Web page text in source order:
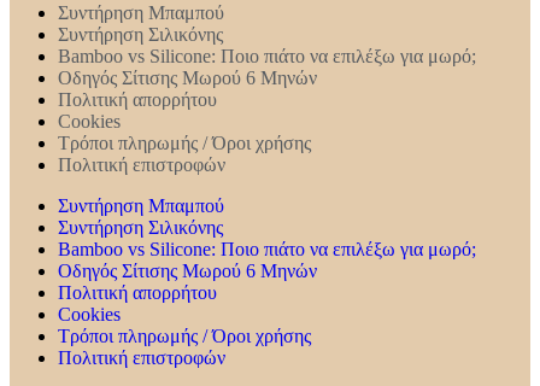
Συντήρηση Mπαμπού
Συντήρηση Σιλικόνης
Bamboo vs Silicone: Ποιο πιάτο να επιλέξω για μωρό;
Οδηγός Σίτισης Μωρού 6 Μηνών
Πολιτική απορρήτου
Cookies
Τρόποι πληρωμής / Όροι χρήσης
Πολιτική επιστροφών
Συντήρηση Mπαμπού
Συντήρηση Σιλικόνης
Bamboo vs Silicone: Ποιο πιάτο να επιλέξω για μωρό;
Οδηγός Σίτισης Μωρού 6 Μηνών
Πολιτική απορρήτου
Cookies
Τρόποι πληρωμής / Όροι χρήσης
Πολιτική επιστροφών